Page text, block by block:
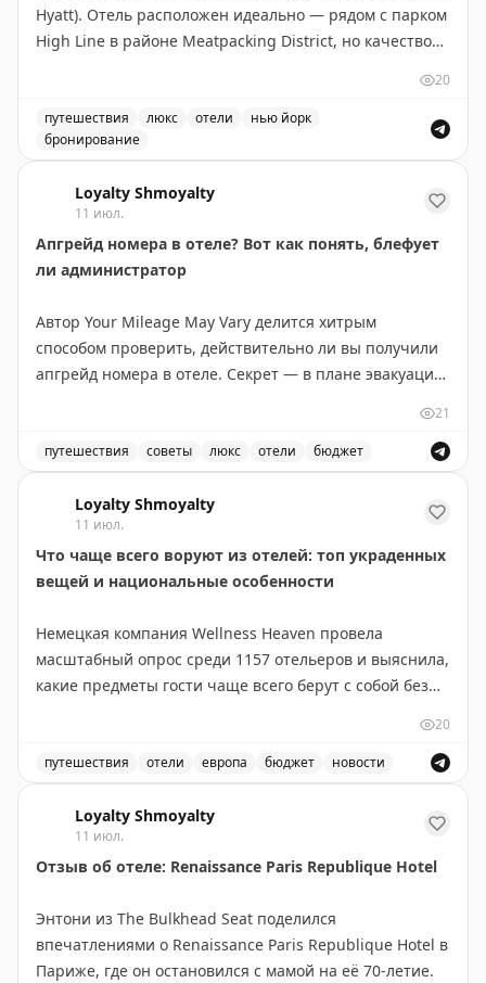
Hyatt). Отель расположен идеально — рядом с парком
High Line в районе Meatpacking District, но качество
Queen (230 кв.м) оказался крошечным и устаревшим,
кровать неудобной, окна грязными. Персонал был
невежлив и невнимателен к гостям. Завтрак не был
$35 (отменен для Globalist) не указан на сайте. Автор
использовал бесплатный сертификат вместо 30 000
пойнтов и считает это хорошим решением, но не
рекомендует платить наличными ($772+налоги).
подхода к сервису.
The Bulkhead Seat |Original
20
путешествия люкс отели
нью йорк
бронирование
Loyalty Shmoyalty
11 июл.
Апгрейд номера в отеле? Вот как понять, блефует
ли администратор
Автор Your Mileage May Vary делится хитрым
способом проверить, действительно ли вы получили
апгрейд номера в отеле. Секрет — в плане эвакуации
позволяет увидеть, где ваш номер находится в
иерархии отеля. В бюджетных отелях (Hyatt Place,
Hampton Inn) апгрейд часто означает всего лишь
несколько дополнительных футов площади или более
высокий этаж. В старых отелях с нестандартной
планировкой различия более заметны. Автор
того, как вас поселили, чтобы понять реальный
размер полученного апгрейда. Иногда отель
действительно дает хороший номер, но часто
Your Mileage May Vary |Original
21
путешествия советы люкс отели бюджет
Loyalty Shmoyalty
11 июл.
Что чаще всего воруют из отелей: топ украденных
вещей и национальные особенности
Немецкая компания Wellness Heaven провела
масштабный опрос среди 1157 отельеров и выяснила,
какие предметы гости чаще всего берут с собой без
Топ украденных вещей выглядит предсказуемо:
полотенца, халаты и косметика занимают первые
места. Но гости не останавливаются на мелочах — из
номеров исчезают светильники и даже телевизоры.
постояльцев: в Берлине гости крали сантехнику, в
Италии — рояль, во Франции — чучело кабана. Также
зафиксированы случаи кражи дверных номеров и
20
путешествия отели европа бюджет новости
Loyalty Shmoyalty
11 июл.
Отзыв об отеле: Renaissance Paris Republique Hotel
Энтони из The Bulkhead Seat поделился
впечатлениями о Renaissance Paris Republique Hotel в
Париже, где он остановился с мамой на её 70-летие.